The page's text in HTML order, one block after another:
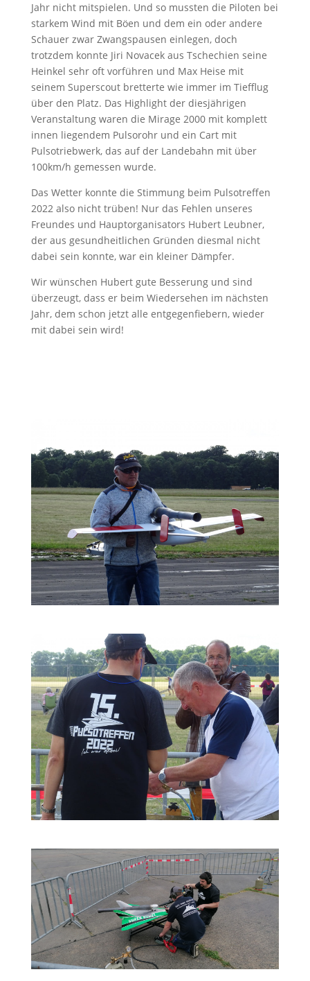
Jahr nicht mitspielen. Und so mussten die Piloten bei
starkem Wind mit Böen und dem ein oder andere
Schauer zwar Zwangspausen einlegen, doch
trotzdem konnte Jiri Novacek aus Tschechien seine
Heinkel sehr oft vorführen und Max Heise mit
seinem Superscout bretterte wie immer im Tiefflug
über den Platz. Das Highlight der diesjährigen
Veranstaltung waren die Mirage 2000 mit komplett
innen liegendem Pulsorohr und ein Cart mit
Pulsotriebwerk, das auf der Landebahn mit über
100km/h gemessen wurde.
Das Wetter konnte die Stimmung beim Pulsotreffen
2022 also nicht trüben! Nur das Fehlen unseres
Freundes und Hauptorganisators Hubert Leubner,
der aus gesundheitlichen Gründen diesmal nicht
dabei sein konnte, war ein kleiner Dämpfer.
Wir wünschen Hubert gute Besserung und sind
überzeugt, dass er beim Wiedersehen im nächsten
Jahr, dem schon jetzt alle entgegenfiebern, wieder
mit dabei sein wird!